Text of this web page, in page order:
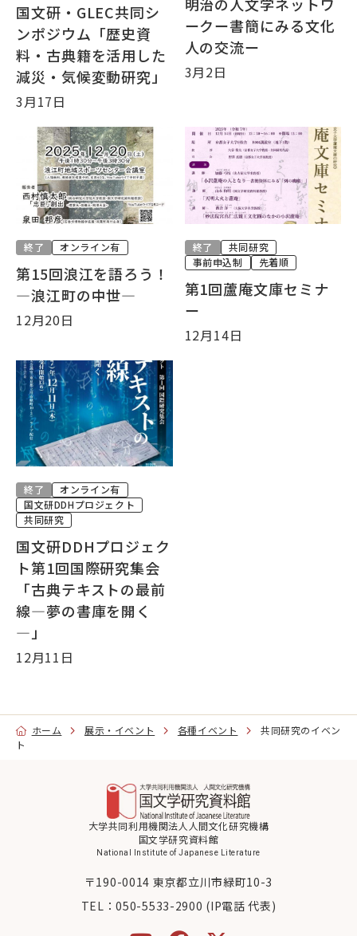
国文研・GLEC共同シ
ンポジウム「歴史資
料・古典籍を活用した
減災・気候変動研究」
3月17日
ークー書簡にみる文化
人の交流ー
3月2日
終了 オンライン有
第15回浪江を語ろう！
―浪江町の中世―
12月20日
終了
共同研究
事前申込制
先着順
第1回蘆庵文庫セミナ
ー
12月14日
終了
オンライン有
国文研DDHプロジェクト
共同研究
国文研DDHプロジェク
ト第1回国際研究集会
「古典テキストの最前
線―夢の書庫を開く
―」
12月11日
ホーム 展示・イベント 各種イベント
共同研究のイベン
ト
大学共同利用機関法人人間文化研究機構
国文学研究資料館
National Institute of Japanese Literature
〒190-0014 東京都立川市緑町10-3
TEL：050-5533-2900 (IP電話 代表)